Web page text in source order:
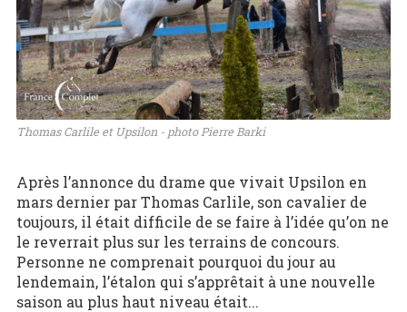
Thomas Carlile et Upsilon - photo Pierre Barki
Après l’annonce du drame que vivait Upsilon en
mars dernier par Thomas Carlile, son cavalier de
toujours, il était difficile de se faire à l’idée qu’on ne
le reverrait plus sur les terrains de concours.
Personne ne comprenait pourquoi du jour au
lendemain, l’étalon qui s’apprêtait à une nouvelle
saison au plus haut niveau était...